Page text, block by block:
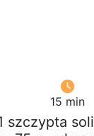
15 min
szczypta